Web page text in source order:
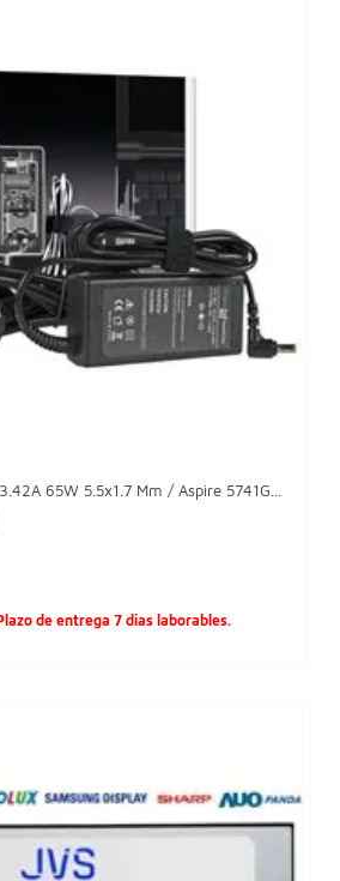
65W 5.5x1.7 Mm / Aspire 5741G...
de entrega 7 dias laborables.